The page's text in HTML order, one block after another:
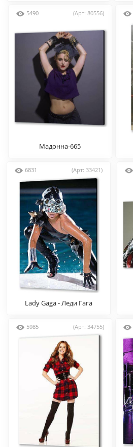
5490 (Арт: 80556)
Мадонна-665
6831 (Арт: 33421)
Lady Gaga - Леди Гага
5985 (Арт: 34755)